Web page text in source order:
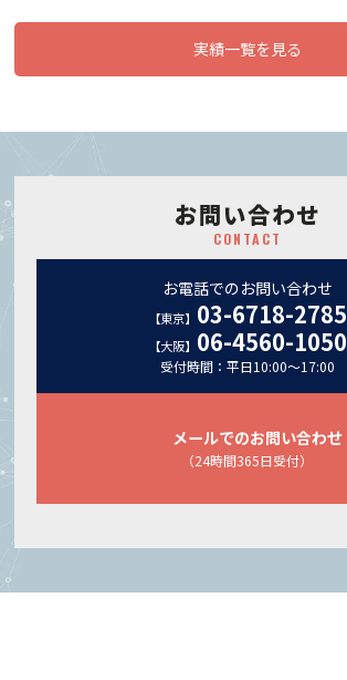
実績一覧を見る
お問い合わせ
CONTACT
お電話でのお問い合わせ
【東京】 03-6718-2785
【大阪】 06-4560-1050
受付時間：平日10:00～17:00
メールでのお問い合わせ
（24時間365日受付）